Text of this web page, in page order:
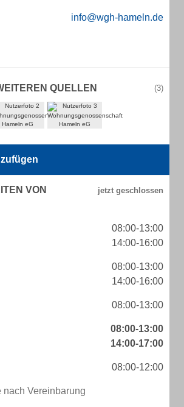
info@wgh-hameln.de
QUELLEN (3)
VON
08:00-13:00
14:00-16:00
08:00-13:00
14:00-16:00
08:00-13:00
08:00-13:00
14:00-17:00
08:00-12:00
nach Vereinbarung